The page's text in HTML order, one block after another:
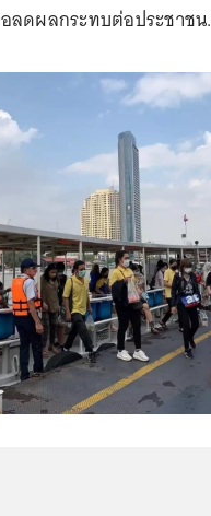
ลดผลกระทบต่อประชาชน.